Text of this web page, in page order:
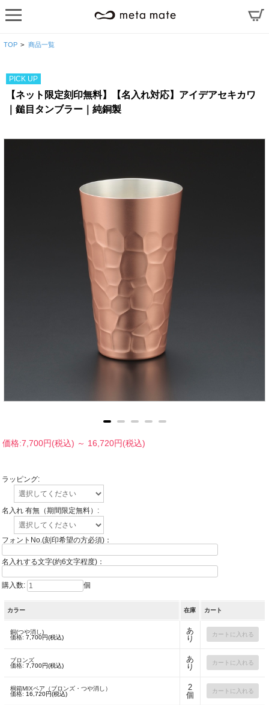
TOP > 商品一覧
PICK UP
【ネット限定刻印無料】【名入れ対応】アイデアセキカワ
｜鎚目タンブラー｜純銅製
価格:7,700円(税込) ～ 16,720円(税込)
ラッピング:
名入れ 有無（期間限定無料）:
フォントNo.(刻印希望の方必須)：
名入れする文字(約6文字程度)：
購入数: 個
カラー 在庫 カート
銅(つや消し)
価格: 7,700円(税込)
あ
り
ブロンズ
価格: 7,700円(税込)
あ
り
桐箱MIXペア（ブロンズ・つや消し）
価格: 16,720円(税込)
2
個